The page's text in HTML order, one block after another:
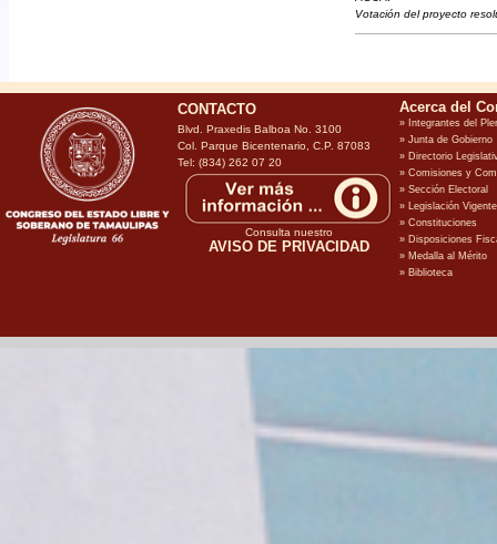
Votación del proyecto
CONTACTO
Blvd. Praxedis Balboa No. 3100
Col. Parque Bicentenario, C.P. 87083
Tel: (834) 262 07 20
Consulta nuestro
AVISO DE PRIVACIDAD